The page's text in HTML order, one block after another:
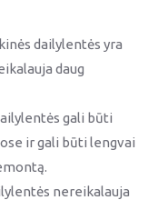
dailylentės yra
daug
gali būti
ir gali būti lengvai
nereikalauja